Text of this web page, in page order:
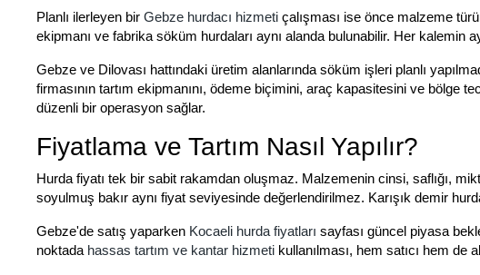
Planlı ilerleyen bir Gebze hurdacı hizmeti çalışması ise önce malzeme
ekipmanı ve fabrika söküm hurdaları aynı alanda bulunabilir. Her kalemin
Gebze ve Dilovası hattındaki üretim alanlarında söküm işleri planlı
firmasının tartım ekipmanını, ödeme biçimini, araç kapasitesini ve bölge
düzenli bir operasyon sağlar.
Fiyatlama ve Tartım Nasıl Yapılır?
Hurda fiyatı tek bir sabit rakamdan oluşmaz. Malzemenin cinsi, saflığı,
soyulmuş bakır aynı fiyat seviyesinde değerlendirilmez. Karışık demir
Gebze'de satış yaparken Kocaeli hurda fiyatları sayfası güncel piyasa
noktada hassas tartım ve kantar hizmeti kullanılması, hem satıcı hem de